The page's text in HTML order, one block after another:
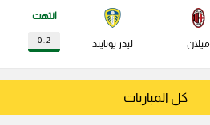
ميلان ليدز يونايتد
انتهت
2 : 0
كل المباريات